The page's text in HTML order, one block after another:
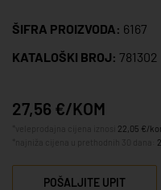
ŠIFRA PROIZVODA: 6167
KATALOŠKI BROJ: 781302
27,56 €/KOM
22,05 €/
POŠALJITE UPIT